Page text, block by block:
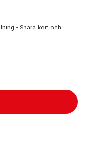
- Spara kort och